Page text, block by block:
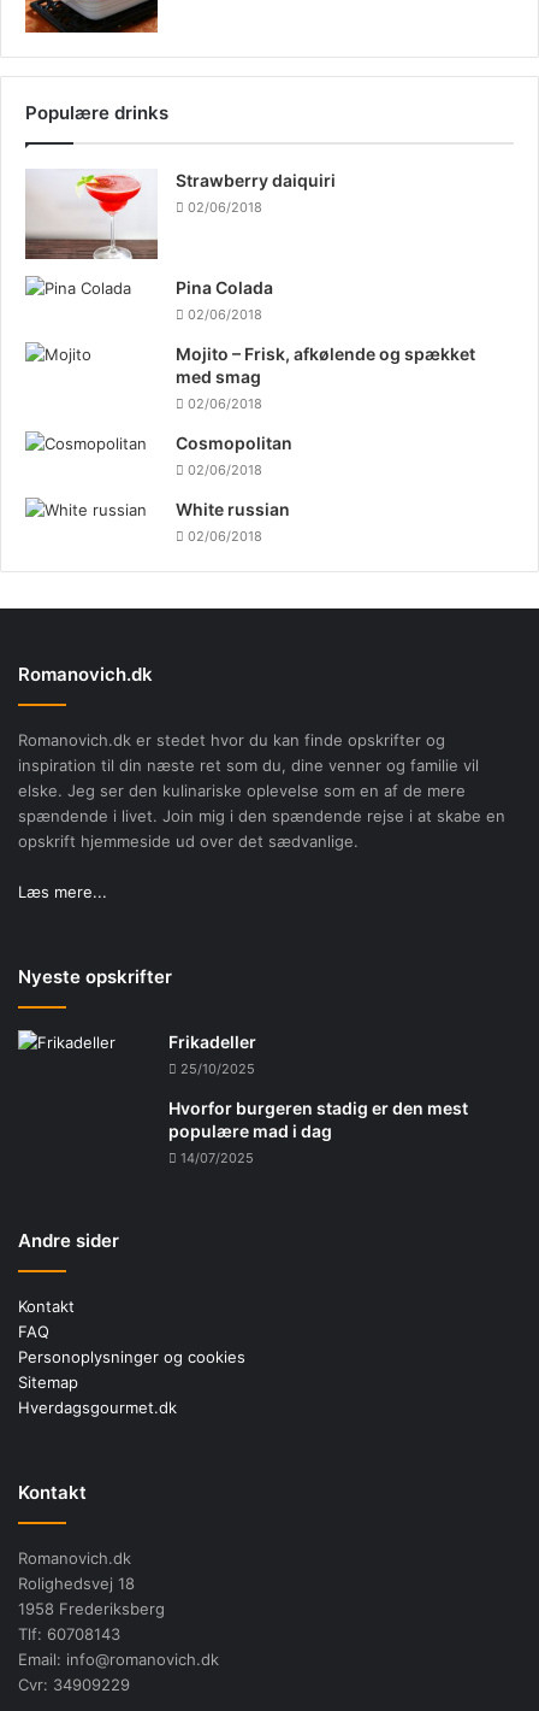
Populære drinks
Strawberry daiquiri
02/06/2018
Pina Colada
02/06/2018
Mojito – Frisk, afkølende og spækket
med smag
02/06/2018
Cosmopolitan
02/06/2018
White russian
02/06/2018
Romanovich.dk
Romanovich.dk er stedet hvor du kan finde opskrifter og
inspiration til din næste ret som du, dine venner og familie vil
elske. Jeg ser den kulinariske oplevelse som en af de mere
spændende i livet. Join mig i den spændende rejse i at skabe en
opskrift hjemmeside ud over det sædvanlige.
Læs mere...
Nyeste opskrifter
Frikadeller
25/10/2025
Hvorfor burgeren stadig er den mest
populære mad i dag
14/07/2025
Andre sider
Kontakt
FAQ
Personoplysninger og cookies
Sitemap
Hverdagsgourmet.dk
Kontakt
Romanovich.dk
Rolighedsvej 18
1958 Frederiksberg
Tlf: 60708143
Email: info@romanovich.dk
Cvr: 34909229